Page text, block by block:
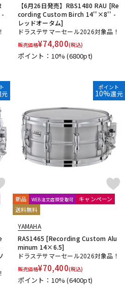
【6月26日発売】RBS1480 RAU [Re
cording Custom Birch 14''×8'' -
レッドオータム]
ドラステサマーセール2026対象品！
販売価格¥74,800(税込)
ポイント：10%(6800pt)
元
ポイント
10%還元
新品 WEB注文店頭受取可
キャンペーン
送料無料
YAMAHA
RAS1465 [Recording Custom Alu
minum 14×6.5]
ドラステサマーセール2026対象品！
販売価格¥70,400(税込)
ポイント：10%(6400pt)